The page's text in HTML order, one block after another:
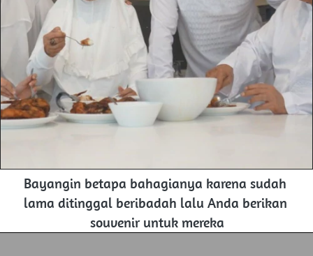
Bayangin betapa bahagianya karena sudah
lama ditinggal beribadah lalu Anda berikan
souvenir untuk mereka